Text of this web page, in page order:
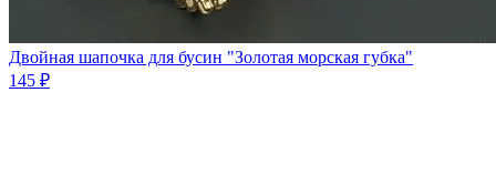
Двойная шапочка для бусин "Золотая морская губка"
145 ₽